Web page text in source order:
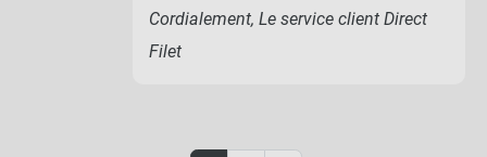
Cordialement, Le service client Direct
Filet